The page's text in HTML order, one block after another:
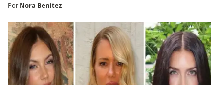
Por Nora Benitez